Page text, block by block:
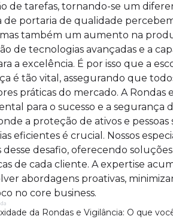
de tarefas, tornando-se um
de portaria de qualidade
também um aumento na
de tecnologias avançadas e a
a excelência. É por isso que a
é tão vital, assegurando que
práticas do mercado. A
para o sucesso e a
a proteção de ativos e
eficientes é crucial. Nossos
desse desafio, oferecendo
de cada cliente. A expertise
abordagens proativas,
no core business.
da Rondas e Vigilância: O que